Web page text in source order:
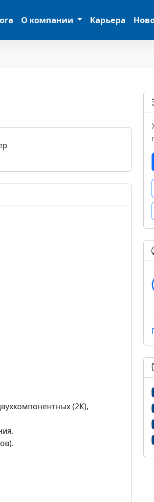
О компании Карьера
(2К),